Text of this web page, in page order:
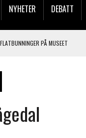
NYHETER DEBATT
PÅ MUSEET
SEG PÅ
MED VARM STEMNING OG